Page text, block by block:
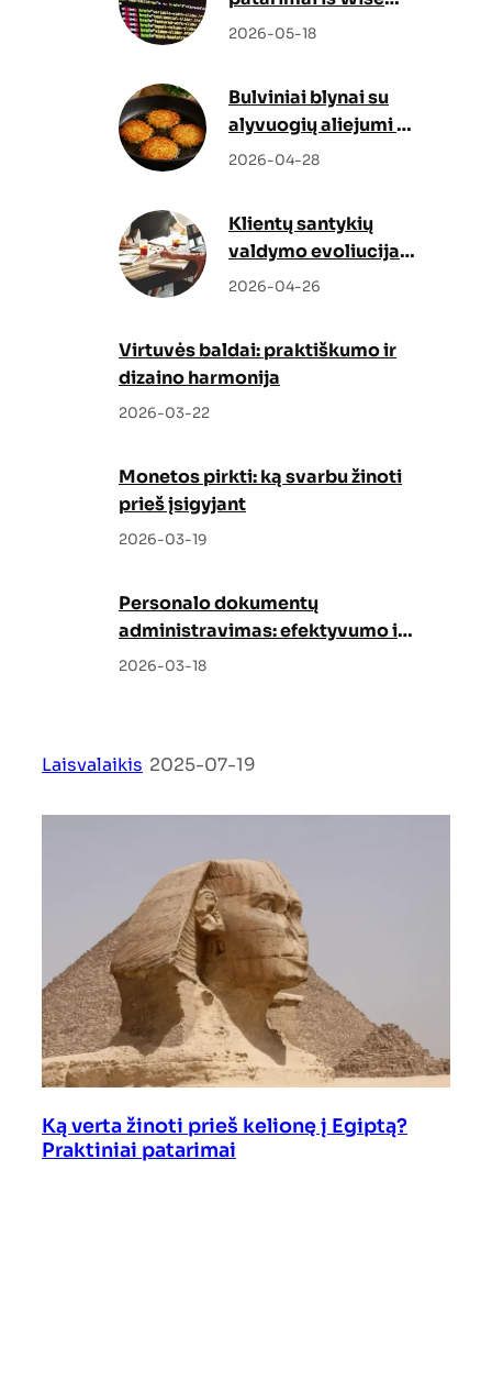
Docs
2026-05-18
Bulviniai blynai su
alyvuogių aliejumi –
netikėtas, bet
2026-04-28
Klientų santykių
valdymo evoliucija:
kaip Odoo CRM ir
strategiją
2026-04-26
Virtuvės baldai: praktiškumo ir
dizaino harmonija
2026-03-22
Monetos pirkti: ką svarbu žinoti
prieš įsigyjant
2026-03-19
Personalo dokumentų
administravimas: efektyvumo ir
tvarkos garantas
2026-03-18
Laisvalaikis 2025-07-19
Ką verta žinoti prieš kelionę į Egiptą?
Praktiniai patarimai